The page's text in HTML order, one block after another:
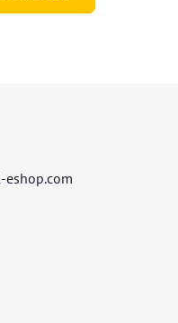
eshop.com